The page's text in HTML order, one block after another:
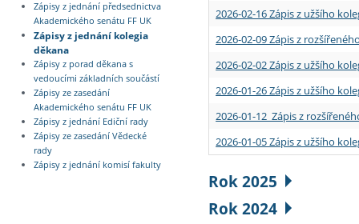
Zápisy z jednání předsednictva
Akademického senátu FF UK
Zápisy z jednání kolegia
děkana
Zápisy z porad děkana s
vedoucími základních součástí
Zápisy ze zasedání
Akademického senátu FF UK
Zápisy z jednání Ediční rady
Zápisy ze zasedání Vědecké
rady
Zápisy z jednání komisí fakulty
2026-02-16 Zápis z užšího
2026-02-09 Zápis z
2026-02-02 Zápis z užšího
2026-01-26 Zápis z užšího
2026-01-12 Zápis z
2026-01-05 Zápis z užšího
Rok 2025
Rok 2024